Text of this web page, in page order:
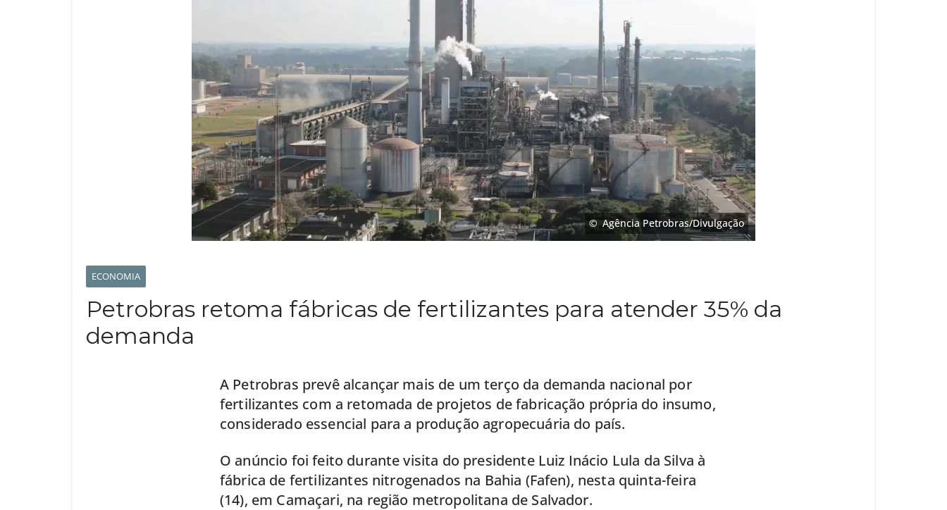
Agência Petrobras/Divulgação
ECONOMIA
Petrobras retoma fábricas de fertilizantes para atender 35% da
demanda
A Petrobras prevê alcançar mais de um terço da demanda nacional por
fertilizantes com a retomada de projetos de fabricação própria do insumo,
considerado essencial para a produção agropecuária do país.
O anúncio foi feito durante visita do presidente Luiz Inácio Lula da Silva à
fábrica de fertilizantes nitrogenados na Bahia (Fafen), nesta quinta-feira
(14), em Camaçari, na região metropolitana de Salvador.